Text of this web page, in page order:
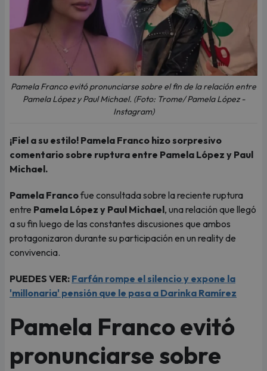
Pamela Franco evitó pronunciarse sobre el fin de la relación entre
Pamela López y Paul Michael. (Foto: Trome/ Pamela López -
Instagram)
¡Fiel a su estilo! Pamela Franco hizo sorpresivo
comentario sobre ruptura entre Pamela López y Paul
Michael.
Pamela Francofue consultada sobre la reciente ruptura
entre Pamela López y Paul Michael, una relación que llegó
a su fin luego de las constantes discusiones que ambos
protagonizaron durante su participación en un reality de
convivencia.
PUEDES VER: Farfán rompe el silencio y expone la
'millonaria' pensión que le pasa a Darinka Ramírez
Pamela Franco evitó
pronunciarse sobre